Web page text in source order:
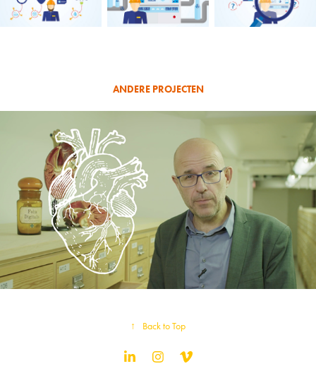
ANDERE PROJECTEN
350 jaar medicijnen
↑ Back to Top